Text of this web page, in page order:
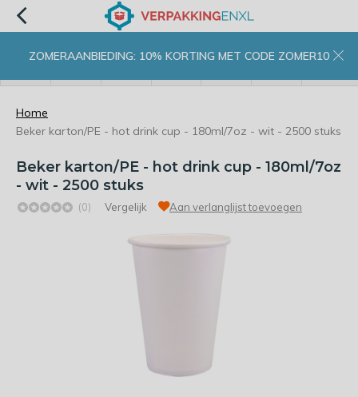
ZOMERAANBIEDING: 10% KORTING MET CODE ZOMER10
Home
Beker karton/PE - hot drink cup - 180ml/7oz - wit - 2500 stuks
Beker karton/PE - hot drink cup - 180ml/7oz
- wit - 2500 stuks
(0) Vergelijk Aan verlanglijst toevoegen